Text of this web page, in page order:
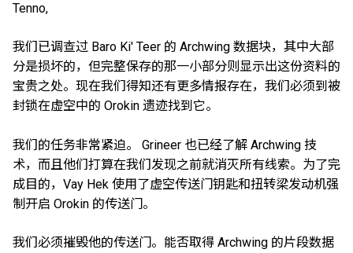
Tenno,
我们已调查过 Baro Ki' Teer 的 Archwing 数据块，其中大部
分是损坏的，但完整保存的那一小部分则显示出这份资料的
宝贵之处。现在我们得知还有更多情报存在，我们必须到被
封锁在虚空中的 Orokin 遗迹找到它。
我们的任务非常紧迫。 Grineer 也已经了解 Archwing 技
术，而且他们打算在我们发现之前就消灭所有线索。为了完
成目的，Vay Hek 使用了虚空传送门钥匙和扭转梁发动机强
制开启 Orokin 的传送门。
我们必须摧毁他的传送门。能否取得 Archwing 的片段数据